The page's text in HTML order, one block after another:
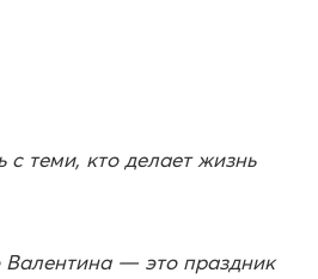
с теми, кто делает жизнь
Валентина — это праздник